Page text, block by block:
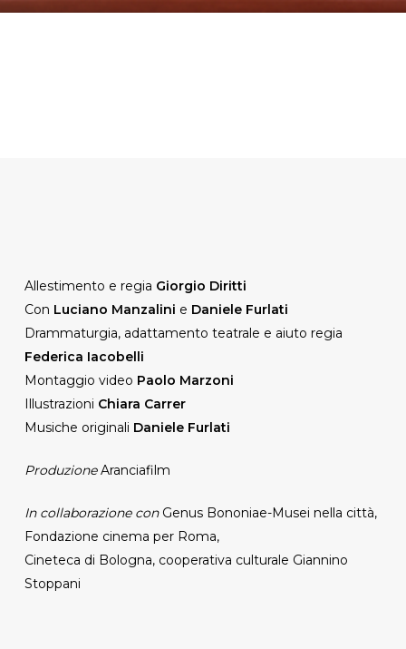
Allestimento e regia Giorgio Diritti
Con Luciano Manzalini e Daniele Furlati
Drammaturgia, adattamento teatrale e aiuto regia
Federica Iacobelli
Montaggio video Paolo Marzoni
Illustrazioni Chiara Carrer
Musiche originali Daniele Furlati
ProduzioneAranciafilm
In collaborazione con Genus Bononiae-Musei nella città,
Fondazione cinema per Roma,
Cineteca di Bologna, cooperativa culturale Giannino
Stoppani